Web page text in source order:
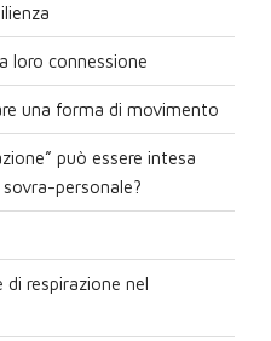
loro connessione
una forma di movimento
può essere intesa
personale?
di respirazione nel